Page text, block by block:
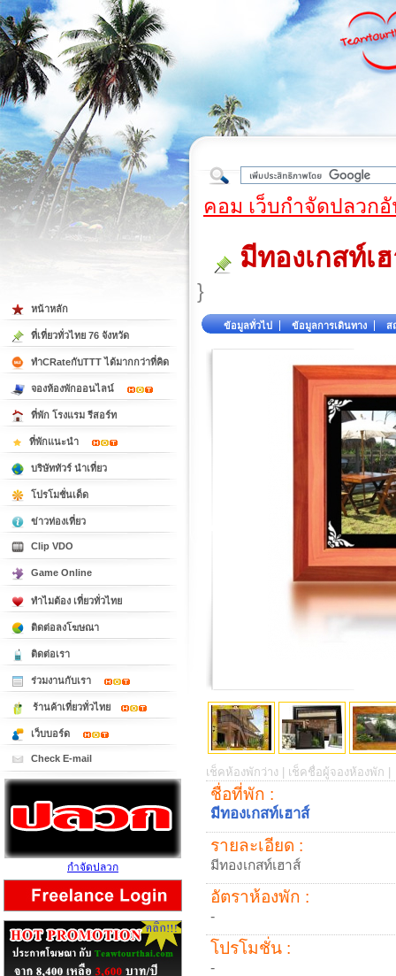
ต้
คอม เว็บกำจัดปลวก
มีทองเกสท์เ
}
ข้อมูลทั่วไป ข้อมูลการเดินทาง ส
เช็คห้องพักว่าง | เช็คชื่อผู้จองห้องพัก |
ชื่อที่พัก :
มีทองเกสท์เฮาส์
รายละเอียด :
มีทองเกสท์เฮาส์
อัตราห้องพัก :
-
โปรโมชั่น :
-
หน้าหลัก
ที่เที่ยวทั่วไทย 76 จังหวัด
ทำCRateกับTTT ได้มากกว่าที่คิด
จองห้องพักออนไลน์
ที่พัก โรงแรม รีสอร์ท
ที่พักแนะนำ
บริษัททัวร์ นำเที่ยว
โปรโมชั่นเด็ด
ข่าวท่องเที่ยว
Clip VDO
Game Online
ทำไมต้อง เที่ยวทั่วไทย
ติดต่อลงโฆษณา
ติดต่อเรา
ร่วมงานกับเรา
ร้านค้าเที่ยวทั่วไทย
เว็บบอร์ด
Check E-mail
กำจัดปลวก